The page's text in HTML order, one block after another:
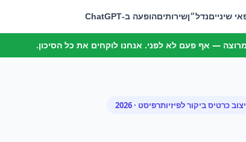
שינייםנדל״ןשירותיםהופעה ב-ChatGPT
— אף פעם לא לפני. אנחנו לוקחים את כל הסיכון.
כרטיס ביקורלפיזיותרפיסט · 2026